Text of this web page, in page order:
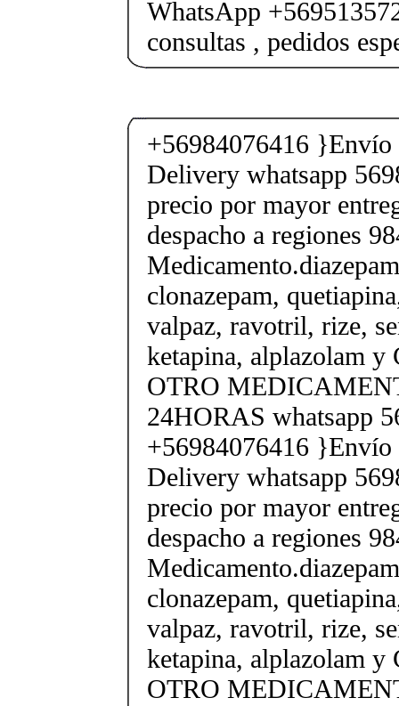
WhatsApp
consultas , pedidos
+56984076416
Delivery whatsapp
precio por mayor
despacho a regiones
clonazepam,
valpaz, ravotril, rize,
ketapina, alplazolam
OTRO
24HORAS whatsapp
+56984076416
Delivery whatsapp
precio por mayor
despacho a regiones
clonazepam,
valpaz, ravotril, rize,
ketapina, alplazolam
OTRO